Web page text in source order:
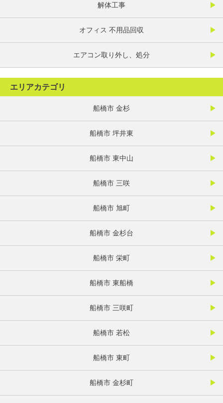
解体工事
オフィス 不用品回収
エアコン取り外し、処分
エリアカテゴリ
船橋市 金杉
船橋市 坪井東
船橋市 東中山
船橋市 三咲
船橋市 旭町
船橋市 金杉台
船橋市 栄町
船橋市 東船橋
船橋市 三咲町
船橋市 若松
船橋市 東町
船橋市 金杉町